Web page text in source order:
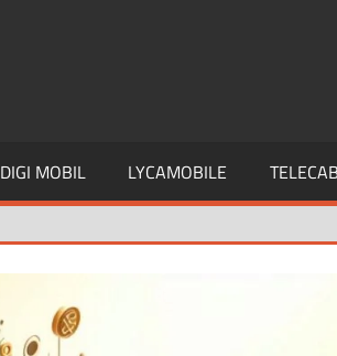
DIGI MOBIL LYCAMOBILE